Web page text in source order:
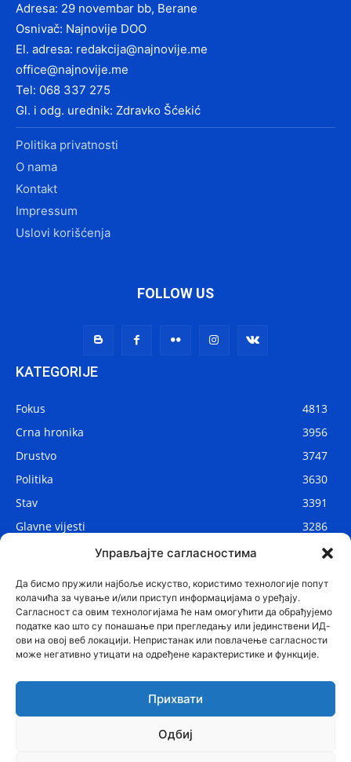
Управљајте сагласностима
Да бисмо пружили најбоље искуство, користимо технологије попут
колачића за чување и/или приступ информацијама о уређају.
Сагласност са овим технологијама ће нам омогућити да обрађујемо
податке као што су понашање при прегледању или јединствени ИД-
ови на овој веб локацији. Непристанак или повлачење сагласности
може негативно утицати на одређене карактеристике и функције.
Прихвати
Одбиј
Adresa: 29 novembar bb, Berane
Osnivač: Najnovije DOO
El. adresa: redakcija@najnovije.me
office@najnovije.me
Tel: 068 337 275
Gl. i odg. urednik: Zdravko Šćekić
Politika privatnosti
O nama
Kontakt
Impressum
Uslovi korišćenja
FOLLOW US
KATEGORIJE
Fokus
4813
Crna hronika
3956
Drustvo
3747
Politika
3630
Stav
3391
Glavne vijesti
3286
2908